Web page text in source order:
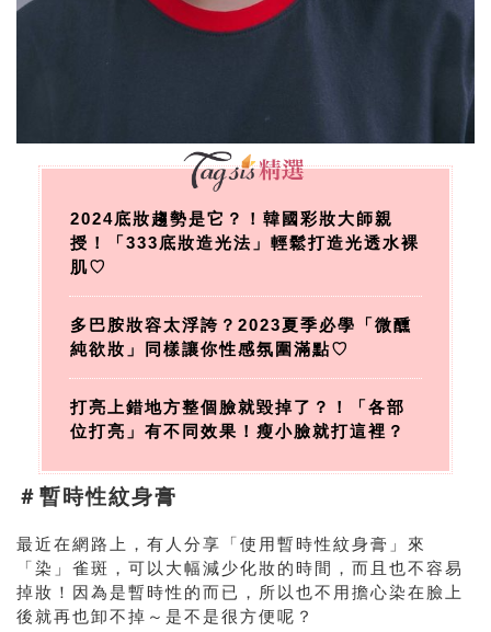
2024底妝趨勢是它？！韓國彩妝大師親
授！「333底妝造光法」輕鬆打造光透水裸
肌♡
多巴胺妝容太浮誇？2023夏季必學「微醺
純欲妝」同樣讓你性感氛圍滿點♡
打亮上錯地方整個臉就毀掉了？！「各部
位打亮」有不同效果！瘦小臉就打這裡？
＃暫時性紋身膏
最近在網路上，有人分享「使用暫時性紋身膏」來
「染」雀斑，可以大幅減少化妝的時間，而且也不容易
掉妝！因為是暫時性的而已，所以也不用擔心染在臉上
後就再也卸不掉～是不是很方便呢？